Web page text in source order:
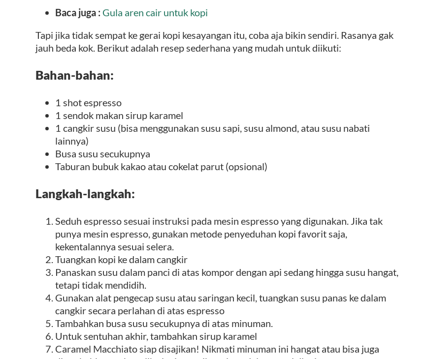
Baca juga : Gula aren cair untuk kopi
Tapi jika tidak sempat ke gerai kopi kesayangan itu, coba aja bikin sendiri. Rasanya gak
jauh beda kok. Berikut adalah resep sederhana yang mudah untuk diikuti:
Bahan-bahan:
1 shot espresso
1 sendok makan sirup karamel
1 cangkir susu (bisa menggunakan susu sapi, susu almond, atau susu nabati
lainnya)
Busa susu secukupnya
Taburan bubuk kakao atau cokelat parut (opsional)
Langkah-langkah:
Seduh espresso sesuai instruksi pada mesin espresso yang digunakan. Jika tak
punya mesin espresso, gunakan metode penyeduhan kopi favorit saja,
kekentalannya sesuai selera.
Tuangkan kopi ke dalam cangkir
Panaskan susu dalam panci di atas kompor dengan api sedang hingga susu hangat,
tetapi tidak mendidih.
Gunakan alat pengecap susu atau saringan kecil, tuangkan susu panas ke dalam
cangkir secara perlahan di atas espresso
Tambahkan busa susu secukupnya di atas minuman.
Untuk sentuhan akhir, tambahkan sirup karamel
Caramel Macchiato siap disajikan! Nikmati minuman ini hangat atau bisa juga